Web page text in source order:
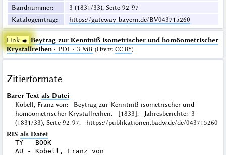
Bandnummer:
3 (1831/33), Seite 92-97
Katalogeintrag: https://gateway-bayern.de/BV043715260
Link ☛ Beytrag zur Kenntniß isometrischer und homöometrischer
Krystallreihen· PDF · 3 MB (Lizenz: CC BY)
Zitierformate
Barer Text als Datei
Kobell, Franz von: Beytrag zur Kenntniß isometrischer und
homöometrischer Krystallreihen. [1833]. Jahresberichte: 3
(1831/33), Seite 92-97. https://publikationen.badw.de/de/043715260
RIS als Datei
TY - BOOK
AU - Kobell, Franz von